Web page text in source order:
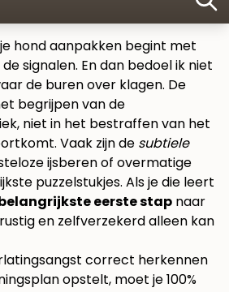
hond aanpakken begint met
signalen. En dan bedoel ik niet
de buren over klagen. De
begrijpen van de
niet in het bestraffen van het
Vaak zijn de subtiele
ijsberen of overmatige
puzzelstukjes. Als je die leert
eerste stap naar
en zelfverzekerd alleen kan
correct herkennen
opstelt, moet je 100%